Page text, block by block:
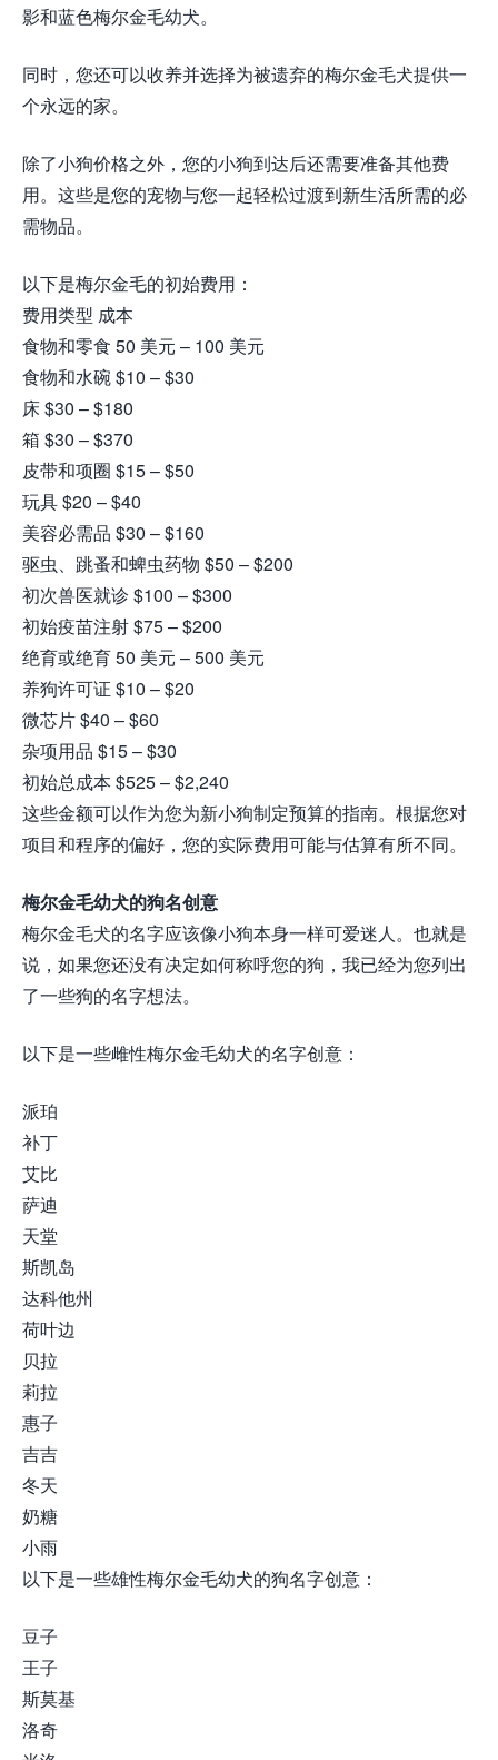
影和蓝色梅尔金毛幼犬。
同时，您还可以收养并选择为被遗弃的梅尔金毛犬提供一
个永远的家。
除了小狗价格之外，您的小狗到达后还需要准备其他费
用。这些是您的宠物与您一起轻松过渡到新生活所需的必
需物品。
以下是梅尔金毛的初始费用：
费用类型 成本
食物和零食 50 美元 – 100 美元
食物和水碗 $10 – $30
床 $30 – $180
箱 $30 – $370
皮带和项圈 $15 – $50
玩具 $20 – $40
美容必需品 $30 – $160
驱虫、跳蚤和蜱虫药物 $50 – $200
初次兽医就诊 $100 – $300
初始疫苗注射 $75 – $200
绝育或绝育 50 美元 – 500 美元
养狗许可证 $10 – $20
微芯片 $40 – $60
杂项用品 $15 – $30
初始总成本 $525 – $2,240
这些金额可以作为您为新小狗制定预算的指南。根据您对
项目和程序的偏好，您的实际费用可能与估算有所不同。
梅尔金毛幼犬的狗名创意
梅尔金毛犬的名字应该像小狗本身一样可爱迷人。也就是
说，如果您还没有决定如何称呼您的狗，我已经为您列出
了一些狗的名字想法。
以下是一些雌性梅尔金毛幼犬的名字创意：
派珀
补丁
艾比
萨迪
天堂
斯凯岛
达科他州
荷叶边
贝拉
莉拉
惠子
吉吉
冬天
奶糖
小雨
以下是一些雄性梅尔金毛幼犬的狗名字创意：
豆子
王子
斯莫基
洛奇